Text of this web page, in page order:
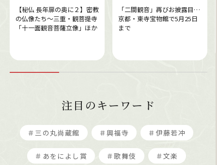
【秘仏 長年扉の奥に２】密教
の仏像たち～三重・観菩提寺
「十一面観音菩薩立像」ほか
「二間観音」再びお披露目…
京都・東寺宝物館で5月25日
まで
注目のキーワード
＃三の丸尚蔵館 ＃興福寺 ＃伊藤若冲
＃あをによし賞 ＃歌舞伎 ＃文楽